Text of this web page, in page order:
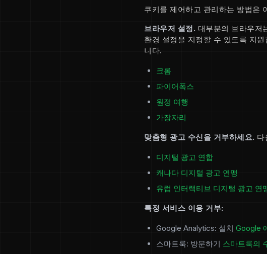
쿠키를 제어하고 관리하는 방법은
브라우저 설정. 대부분의 브라우저
환경 설정을 지정할 수 있도록 지
니다.
크롬
파이어폭스
원정 여행
가장자리
맞춤형 광고 수신을 거부하세요. 다
디지털 광고 연합
캐나다 디지털 광고 연맹
유럽 인터랙티브 디지털 광고 연
특정 서비스 이용 거부:
Google Analytics: 설치 Google
스마트룩: 방문하기 스마트룩의